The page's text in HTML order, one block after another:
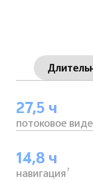
27,5 ч
потоковое
14,8 ч
навигация7